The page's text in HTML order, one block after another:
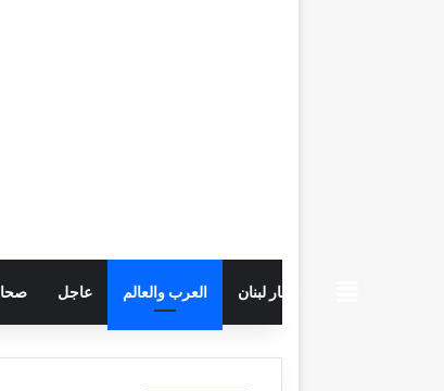
beiruttime
اخبار لبنان العرب والعالم عاجل